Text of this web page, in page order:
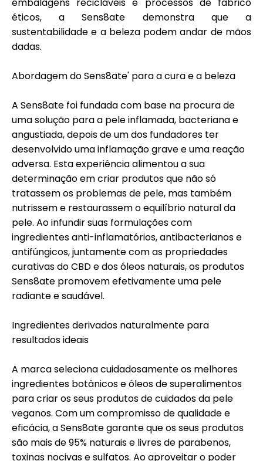
Minha Conta
ask@scrambleup.com
+372 712 2955
éticos, a Sens8ate demonstra que a
sustentabilidade e a beleza podem andar de mãos
dadas.
Abordagem do Sens8ate' para a cura e a beleza
A Sens8ate foi fundada com base na procura de
uma solução para a pele inflamada, bacteriana e
angustiada, depois de um dos fundadores ter
desenvolvido uma inflamação grave e uma reação
adversa. Esta experiência alimentou a sua
determinação em criar produtos que não só
tratassem os problemas de pele, mas também
nutrissem e restaurassem o equilíbrio natural da
pele. Ao infundir suas formulações com
ingredientes anti-inflamatórios, antibacterianos e
antifúngicos, juntamente com as propriedades
curativas do CBD e dos óleos naturais, os produtos
Sens8ate promovem efetivamente uma pele
radiante e saudável.
Ingredientes derivados naturalmente para
resultados ideais
A marca seleciona cuidadosamente os melhores
ingredientes botânicos e óleos de superalimentos
para criar os seus produtos de cuidados da pele
veganos. Com um compromisso de qualidade e
eficácia, a Sens8ate garante que os seus produtos
são mais de 95% naturais e livres de parabenos,
toxinas nocivas e sulfatos. Ao aproveitar o poder